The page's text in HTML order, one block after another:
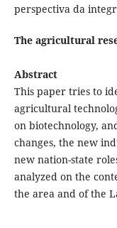
perspectiva da
The agricultural
Abstract
This paper tries to
agricultural
on biotechnology,
changes, the new
new nation-state
analyzed on the
the area and of the